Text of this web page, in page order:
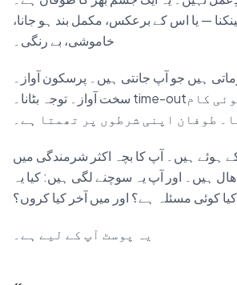
— یا اس کے برعکس، مکمل بند ہو جانا،
خاموشی، بے رنگی۔
ہیں جو آپ جانتی ہیں۔ پرسکون آواز۔
سخت آواز۔ توجہ بٹانا۔ time-out۔ سمجھانا۔ کوئی کام
طوفان اپنی شرطوں پر تھمتا ہے۔
ہوئے ہیں۔ آپ کا بچہ اکثر شرمندگی میں
ہیں۔ اور آپ یہ سوچنے لگی ہیں: کیا یہ
کوئی مسئلہ ہے؟ اور میں آخر کیا کروں؟
یہ پوسٹ آپ کے لیے ہے۔